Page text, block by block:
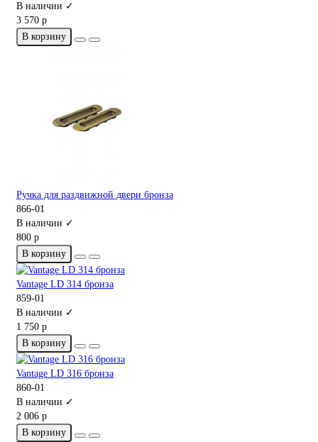
В наличии ✓
3 570 р
В корзину
Ручка для раздвижной двери бронза
866-01
В наличии ✓
800 р
В корзину
Vantage LD 314 бронза
859-01
В наличии ✓
1 750 р
В корзину
Vantage LD 316 бронза
860-01
В наличии ✓
2 006 р
В корзину